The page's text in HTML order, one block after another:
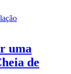
uma
de